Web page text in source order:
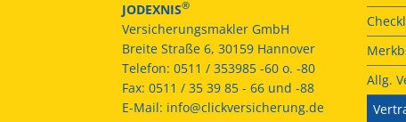
JODEXNIS®
Versicherungsmakler GmbH
Breite Straße 6, 30159 Hannover
Telefon: 0511 / 353985 -60 o. -80
Fax: 0511 / 35 39 85 - 66 und -88
E-Mail: info@clickversicherung.de
Allg.